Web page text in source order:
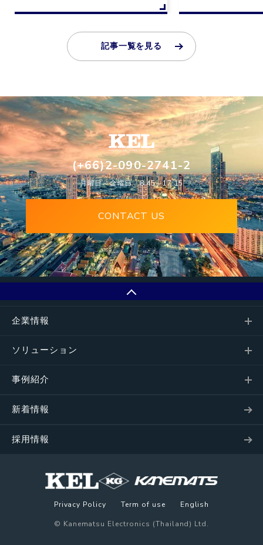
について解説しま
記事一覧を見る
(+66)2-090-2741-2
月曜日～金曜日 8:45～17:15
CONTACT US
企業情報
ソリューション
事例紹介
新着情報
採用情報
Privacy Policy Term of use English
© Kanematsu Electronics (Thailand) Ltd.